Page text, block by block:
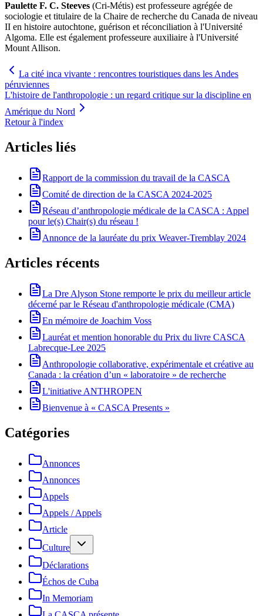
Paulette F. C. Steeves (Cri‑Métis) est professeure agrégée de
sociologie et titulaire de la Chaire de recherche du Canada de niveau
II en histoire autochtone, guérison et réconciliation à l'Université
Algoma. Elle est également professeure auxiliaire à l'Université
Mount Allison.
La cité inca vivante : rencontres touristiques dans les Andes
péruviennes
L'histoire de l'anthropologie : un regard critique sur la discipline en
Amérique du Nord
Retour à l'index
Articles liés
Rapport de la commission du travail de la CASCA
Comité de direction de la CASCA 2024-2025
Réseau d’anthropologie médicale de la CASCA : Appel
pour le(s) Chair(s) du réseau !
Annonce de la lauréate du prix Weaver-Tremblay 2024
Articles récents
La Dre Alyson Stone remporte le prix du meilleur article
décerné par le Réseau d'anthropologie médicale (CMA)
En mémoire de Joachim Voss
Lauréat et mention honorable du Prix du livre CASCA
Labrecque-Lee 2025
Anthropologie collaborative, expérimentale et créative au
Canada : la création d’un « laboratoire » de recherche
L'initiative ANTHROPEN
Bienvenue à « CASCA Presents »
Catégories
Annonces
Annonces
Appels
Appels / Appels
Article
Culture
Déclarations
Échos de Cuba
In Memoriam